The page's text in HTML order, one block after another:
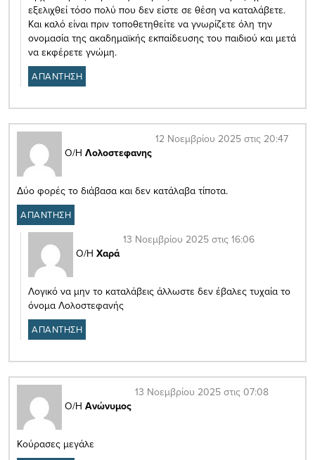
εξελιχθεί τόσο πολύ που δεν είστε σε θέση να καταλάβετε.
Και καλό είναι πριν τοποθετηθείτε να γνωρίζετε όλη την
ονομασία της ακαδημαϊκής εκπαίδευσης του παιδιού και μετά
να εκφέρετε γνώμη.
ΑΠΑΝΤΗΣΗ
Ο/Η Λολοστεφανης
12 Νοεμβρίου 2025 στις 20:47
Δύο φορές το διάβασα και δεν κατάλαβα τίποτα.
ΑΠΑΝΤΗΣΗ
Ο/Η Χαρά
13 Νοεμβρίου 2025 στις 16:06
Λογικό να μην το καταλάβεις άλλωστε δεν έβαλες τυχαία το
όνομα Λολοστεφανής
ΑΠΑΝΤΗΣΗ
Ο/Η Ανώνυμος
13 Νοεμβρίου 2025 στις 07:08
Kούρασες μεγάλε